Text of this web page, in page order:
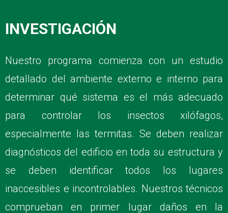
INVESTIGACIÓN
Nuestro programa comienza con un estudio
detallado del ambiente externo e interno para
determinar qué sistema es el más adecuado
para controlar los insectos xilófagos,
especialmente las termitas. Se deben realizar
diagnósticos del edificio en toda su estructura y
se deben identificar todos los lugares
inaccesibles e incontrolables. Nuestros técnicos
comprueban en primer lugar daños en la